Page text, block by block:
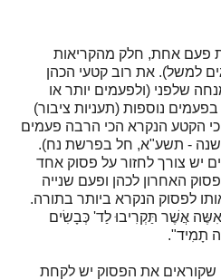
פעם אחת, חלק מהקריאות
למשל). את רוב קטעי הכהן
שלפני (ולפעמים יותר או
נוספות (תעניות ציבור)
הקטע הנקרא הכי הרבה פעמים
- תשע"א, חל בפרשת נח).
יש צורך לחזור על פסוק אחד
האחרון לכהן ופעם שנייה
לפסוק הנקרא ביותר בתורה.
אֲשֶׁר תַּקְרִיבוּ לַד' כְּבָשִׂים
תָמִיד".
את הפסוק יש לקחת